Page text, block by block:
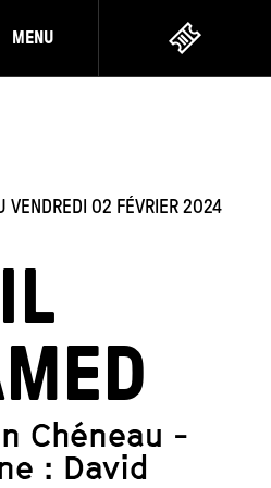
MENU
VENDREDI 02 FÉVRIER 2024
Chéneau -
: David